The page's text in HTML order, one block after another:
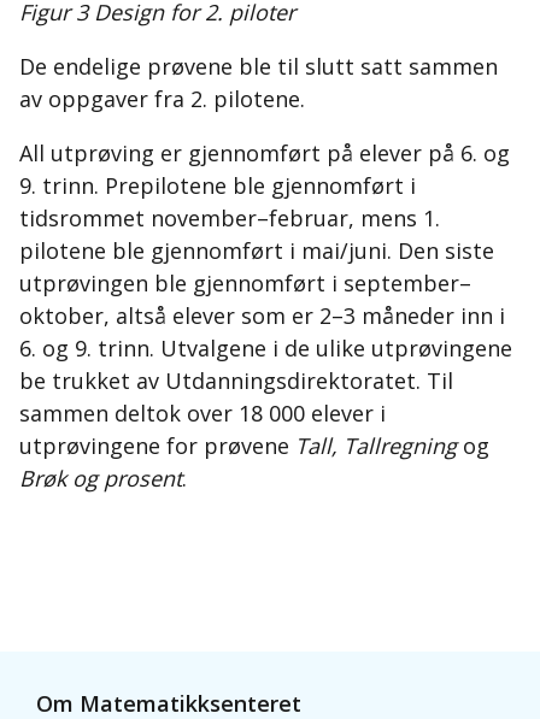
Figur 3 Design for 2. piloter
De endelige prøvene ble til slutt satt sammen
av oppgaver fra 2. pilotene.
All utprøving er gjennomført på elever på 6. og
9. trinn. Prepilotene ble gjennomført i
tidsrommet november–februar, mens 1.
pilotene ble gjennomført i mai/juni. Den siste
utprøvingen ble gjennomført i september–
oktober, altså elever som er 2–3 måneder inn i
6. og 9. trinn. Utvalgene i de ulike utprøvingene
be trukket av Utdanningsdirektoratet. Til
sammen deltok over 18 000 elever i
utprøvingene for prøvene Tall, Tallregningog
Brøk og prosent.
Om Matematikksenteret